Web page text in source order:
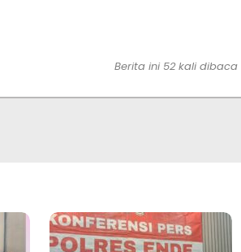
Berita ini 52 kali dibaca